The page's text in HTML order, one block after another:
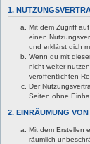
1.
Mit dem Zugriff auf
einen
und erklärst dich
Wenn du mit
nicht weiter
veröffentlichten
Der
Seiten ohne
2. EINRÄUMUNG
Mit dem Erstellen
räumlich